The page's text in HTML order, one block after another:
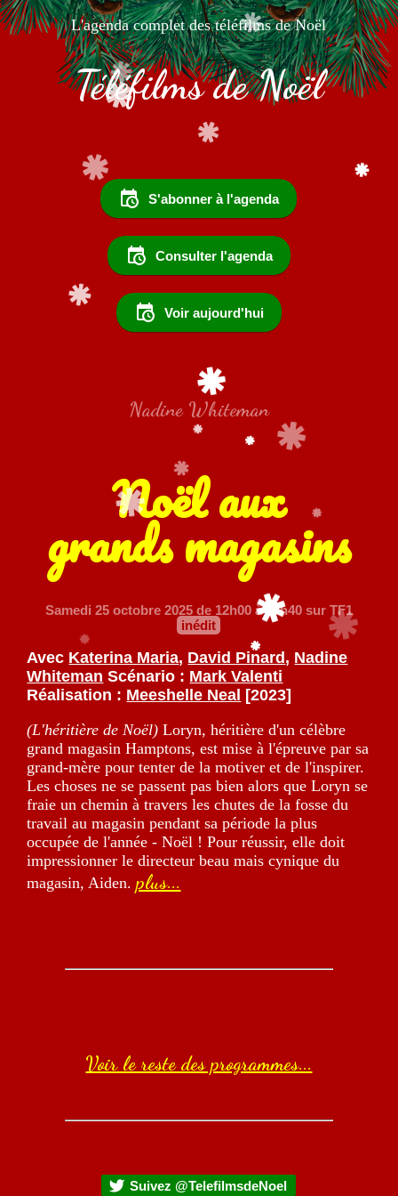
L'agenda complet des téléfilms de Noël
Téléfilms de Noël
S'abonner à l'agenda
Consulter l'agenda
Voir aujourd'hui
Nadine Whiteman
Noël aux
grands magasins
Samedi 25 octobre 2025de 12h00 à 15h40 sur TF1
inédit
Avec Katerina Maria, David Pinard , Nadine
Whiteman Scénario : Mark Valenti
Réalisation : Meeshelle Neal
[2023]
(L'héritière de Noël) Loryn, héritière d'un célèbre
grand magasin Hamptons, est mise à l'épreuve par sa
grand-mère pour tenter de la motiver et de l'inspirer.
Les choses ne se passent pas bien alors que Loryn se
fraie un chemin à travers les chutes de la fosse du
travail au magasin pendant sa période la plus
occupée de l'année - Noël ! Pour réussir, elle doit
impressionner le directeur beau mais cynique du
magasin, Aiden.plus...
Voir le reste des programmes...
Suivez @TelefilmsdeNoel